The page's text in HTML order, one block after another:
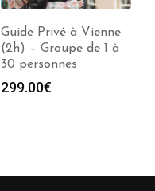
Guide Privé à Vienne
(2h) – Groupe de 1 à
30 personnes
299.00€